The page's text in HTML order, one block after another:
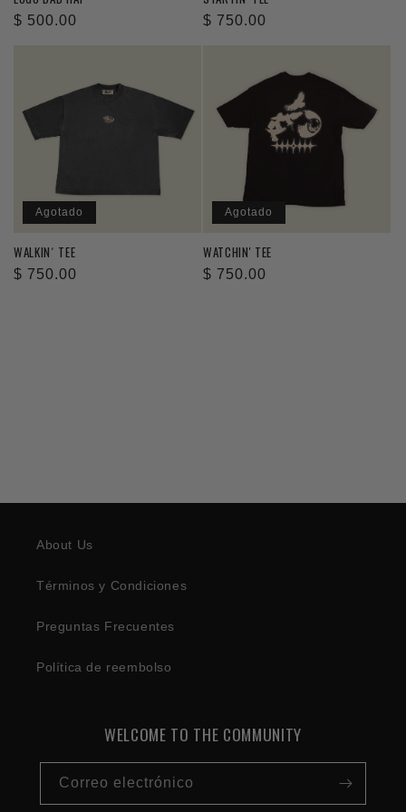
Precio
$ 500.00
Precio
$ 750.00
Agotado
WALKIN´ TEE
Precio
$ 750.00
Agotado
WATCHIN' TEE
Precio
$ 750.00
About Us
Términos y Condiciones
Preguntas Frecuentes
Política de reembolso
WELCOME TO THE COMMUNITY
Correo electrónico